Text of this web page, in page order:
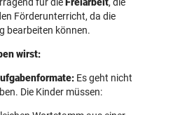
Förderunterricht, da die
bearbeiten können.
wirst:
Es geht nicht
Die Kinder müssen: